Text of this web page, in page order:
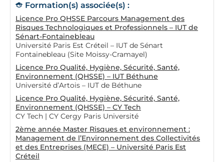
Formation(s) associée(s) :
Licence Pro QHSSE Parcours Management des
Risques Technologiques et Professionnels – IUT de
Sénart-Fontainebleau
Université Paris Est Créteil – IUT de Sénart
Fontainebleau (Site Moissy-Cramayel)
Licence Pro Qualité, Hygiène, Sécurité, Santé,
Environnement (QHSSE) – IUT Béthune
Université d’Artois – IUT de Béthune
Licence Pro Qualité, Hygiène, Sécurité, Santé,
Environnement (QHSSE) – CY Tech
CY Tech | CY Cergy Paris Université
2ème année Master Risques et environnement :
Management de l’Environnement des Collectivités
et des Entreprises (MECE) – Université Paris Est
Créteil